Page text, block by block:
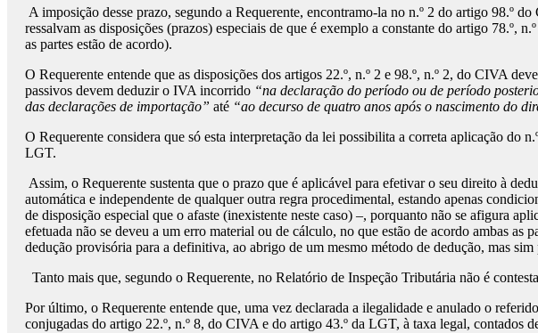
A imposição desse prazo, segundo a Requerente, encontramo-la no n.º 2 do artigo 98.º
ressalvam as disposições (prazos) especiais de que é exemplo a constante do artigo 78.º,
as partes estão de acordo).
O Requerente entende que as disposições dos artigos 22.º, n.º 2 e 98.º, n.º 2, do CIVA
passivos devem deduzir o IVA incorrido “na declaração do período ou de período
das declarações de importação” até “ao decurso de quatro anos após o nascimento do
O Requerente considera que só esta interpretação da lei possibilita a correta aplicação
LGT.
Assim, o Requerente sustenta que o prazo que é aplicável para efetivar o seu direito à
automática e independente de qualquer outra regra procedimental, estando apenas
de disposição especial que o afaste (inexistente neste caso) –, porquanto não se afigura
efetuada não se deveu a um erro material ou de cálculo, no que estão de acordo ambas as
dedução provisória para a definitiva, ao abrigo de um mesmo método de dedução, mas
Tanto mais que, segundo o Requerente, no Relatório de Inspeção Tributária não é
Por último, o Requerente entende que, uma vez declarada a ilegalidade e anulado o
conjugadas do artigo 22.º, n.º 8, do CIVA e do artigo 43.º da LGT, à taxa legal, contados